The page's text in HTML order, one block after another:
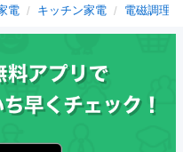
電 キッチン家電 電磁調理器